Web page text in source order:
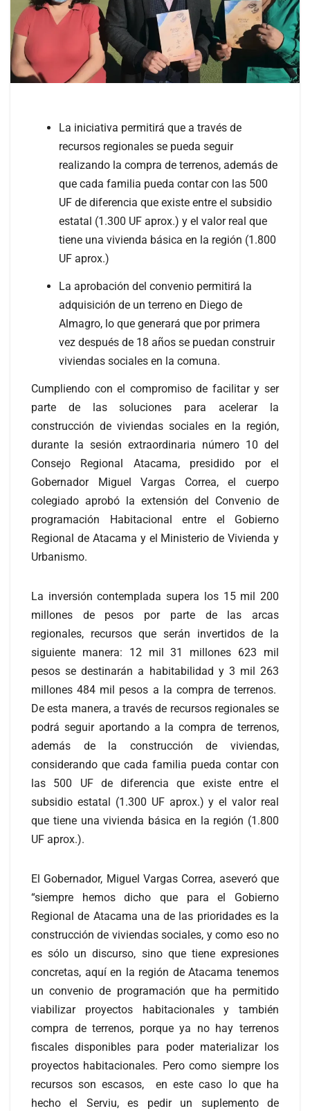
La iniciativa permitirá que a través de
recursos regionales se pueda seguir
realizando la compra de terrenos, además de
que cada familia pueda contar con las 500
UF de diferencia que existe entre el subsidio
estatal (1.300 UF aprox.) y el valor real que
tiene una vivienda básica en la región (1.800
UF aprox.)
La aprobación del convenio permitirá la
adquisición de un terreno en Diego de
Almagro, lo que generará que por primera
vez después de 18 años se puedan construir
viviendas sociales en la comuna.
Cumpliendo con el compromiso de facilitar y ser
parte de las soluciones para acelerar la
construcción de viviendas sociales en la región,
durante la sesión extraordinaria número 10 del
Consejo Regional Atacama, presidido por el
Gobernador Miguel Vargas Correa, el cuerpo
colegiado aprobó la extensión del Convenio de
programación Habitacional entre el Gobierno
Regional de Atacama y el Ministerio de Vivienda y
Urbanismo.
La inversión contemplada supera los 15 mil 200
millones de pesos por parte de las arcas
regionales, recursos que serán invertidos de la
siguiente manera: 12 mil 31 millones 623 mil
pesos se destinarán a habitabilidad y 3 mil 263
millones 484 mil pesos a la compra de terrenos.
De esta manera, a través de recursos regionales se
podrá seguir aportando a la compra de terrenos,
además de la construcción de viviendas,
considerando que cada familia pueda contar con
las 500 UF de diferencia que existe entre el
subsidio estatal (1.300 UF aprox.) y el valor real
que tiene una vivienda básica en la región (1.800
UF aprox.).
El Gobernador, Miguel Vargas Correa, aseveró que
“siempre hemos dicho que para el Gobierno
Regional de Atacama una de las prioridades es la
construcción de viviendas sociales, y como eso no
es sólo un discurso, sino que tiene expresiones
concretas, aquí en la región de Atacama tenemos
un convenio de programación que ha permitido
viabilizar proyectos habitacionales y también
compra de terrenos, porque ya no hay terrenos
fiscales disponibles para poder materializar los
proyectos habitacionales. Pero como siempre los
recursos son escasos, en este caso lo que ha
hecho el Serviu, es pedir un suplemento de